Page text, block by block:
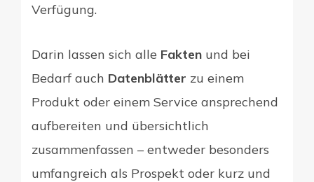
Verfügung.
Darin lassen sich alle Fakten und bei
Bedarf auch Datenblätter zu einem
Produkt oder einem Service ansprechend
aufbereiten und übersichtlich
zusammenfassen – entweder besonders
umfangreich als Prospekt oder kurz und